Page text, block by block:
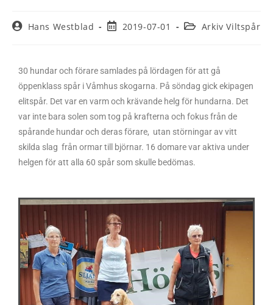
Hans Westblad 2019-07-01 Arkiv Viltspår
30 hundar och förare samlades på lördagen för att gå
öppenklass spår i Våmhus skogarna. På söndag gick ekipagen
elitspår. Det var en varm och krävande helg för hundarna. Det
var inte bara solen som tog på krafterna och fokus från de
spårande hundar och deras förare, utan störningar av vitt
skilda slag från ormar till björnar. 16 domare var aktiva under
helgen för att alla 60 spår som skulle bedömas.